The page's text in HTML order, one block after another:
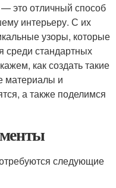
это отличный способ
интерьеру. С их
узоры, которые
среди стандартных
как создать такие
материалы и
а также поделимся
следующие